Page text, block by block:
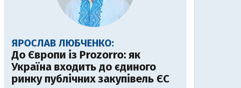
ЯРОСЛАВ ЛЮБЧЕНКО:
До Європи із Prozorro: як
Україна входить до єдиного
ринку публічних закупівель ЄС